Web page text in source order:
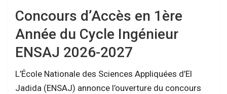
Concours d’Accès en 1ère
Année du Cycle Ingénieur
ENSAJ 2026-2027
L’École Nationale des Sciences Appliquées d’El
Jadida (ENSAJ) annonce l’ouverture du concours